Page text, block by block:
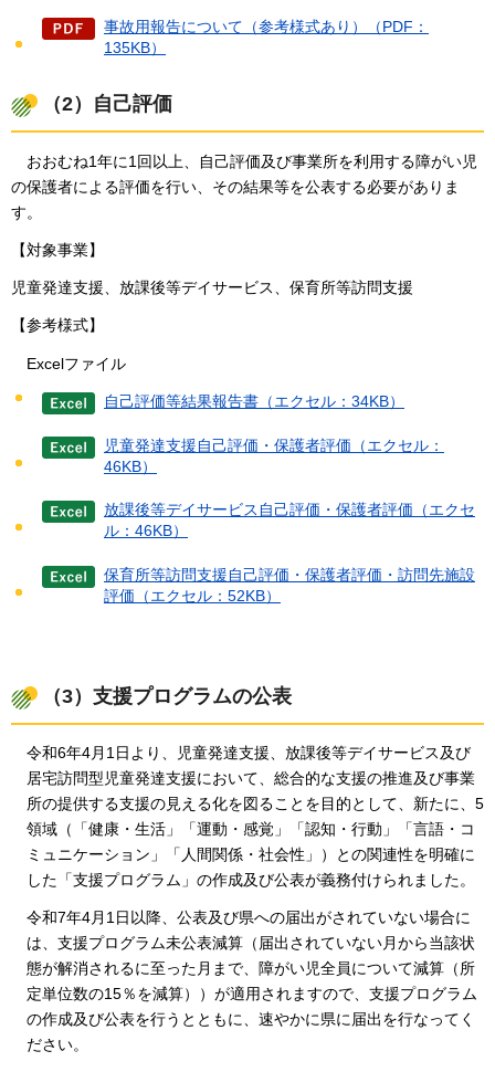
事故用報告について（参考様式あり）（PDF：
135KB）
（2）自己評価
おおむね1年に1回以上、自己評価及び事業所を利用する障がい児
の保護者による評価を行い、その結果等を公表する必要がありま
す。
【対象事業】
児童発達支援、放課後等デイサービス、保育所等訪問支援
【参考様式】
Excelファイル
自己評価等結果報告書（エクセル：34KB）
児童発達支援自己評価・保護者評価（エクセル：
46KB）
放課後等デイサービス自己評価・保護者評価（エクセ
ル：46KB）
保育所等訪問支援自己評価・保護者評価・訪問先施設
評価（エクセル：52KB）
（3）支援プログラムの公表
令和6年4月1日より、児童発達支援、放課後等デイサービス及び
居宅訪問型児童発達支援において、総合的な支援の推進及び事業
所の提供する支援の見える化を図ることを目的として、新たに、5
領域（「健康・生活」「運動・感覚」「認知・行動」「言語・コ
ミュニケーション」「人間関係・社会性」）との関連性を明確に
した「支援プログラム」の作成及び公表が義務付けられました。
令和7年4月1日以降、公表及び県への届出がされていない場合に
は、支援プログラム未公表減算（届出されていない月から当該状
態が解消されるに至った月まで、障がい児全員について減算（所
定単位数の15％を減算））が適用されますので、支援プログラム
の作成及び公表を行うとともに、速やかに県に届出を行なってく
ださい。